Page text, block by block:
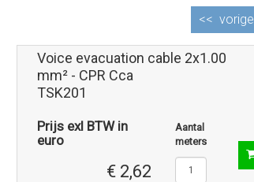
<< vorige
Voice evacuation cable 2x1.00
mm² - CPR Cca
TSK201
Prijs exl BTW in
euro
€ 2,62
Aantal
meters